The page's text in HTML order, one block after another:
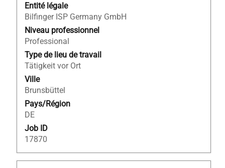
Entité légale
Bilfinger ISP Germany GmbH
Niveau professionnel
Professional
Type de lieu de travail
Tätigkeit vor Ort
Ville
Brunsbüttel
Pays/Région
DE
Job ID
17870
barre
d’espacement
pour
afficher
tout
le
contenu
des
informations
d’emploi.